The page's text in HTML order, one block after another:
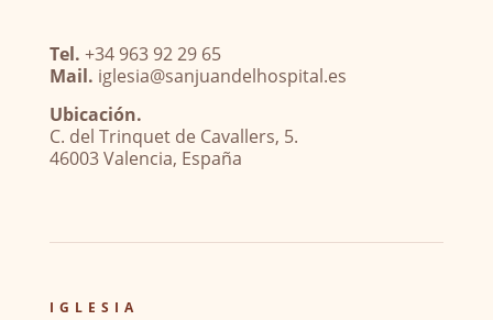
Tel. +34 963 92 29 65
Mail. iglesia@sanjuandelhospital.es
Ubicación.
C. del Trinquet de Cavallers, 5.
46003 Valencia, España
IGLESIA